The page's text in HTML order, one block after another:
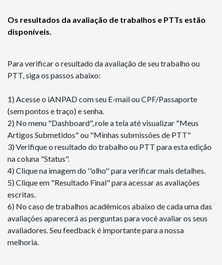
Os resultados da avaliação de trabalhos e PTTs estão
disponíveis.
Para verificar o resultado da avaliação de seu trabalho ou
PTT, siga os passos abaixo:
1) Acesse o iANPAD com seu E-mail ou CPF/Passaporte
(sem pontos e traço) e senha.
2) No menu "Dashboard", role a tela até visualizar "Meus
Artigos Submetidos" ou "Minhas submissões de PTT"
3) Verifique o resultado do trabalho ou PTT para esta edição
na coluna "Status".
4) Clique na imagem do ''olho'' para verificar mais detalhes.
5) Clique em "Resultado Final" para acessar as avaliações
escritas.
6) No caso de trabalhos acadêmicos abaixo de cada uma das
avaliações aparecerá as perguntas para você avaliar os seus
avaliadores. Seu feedback é importante para a nossa
melhoria.